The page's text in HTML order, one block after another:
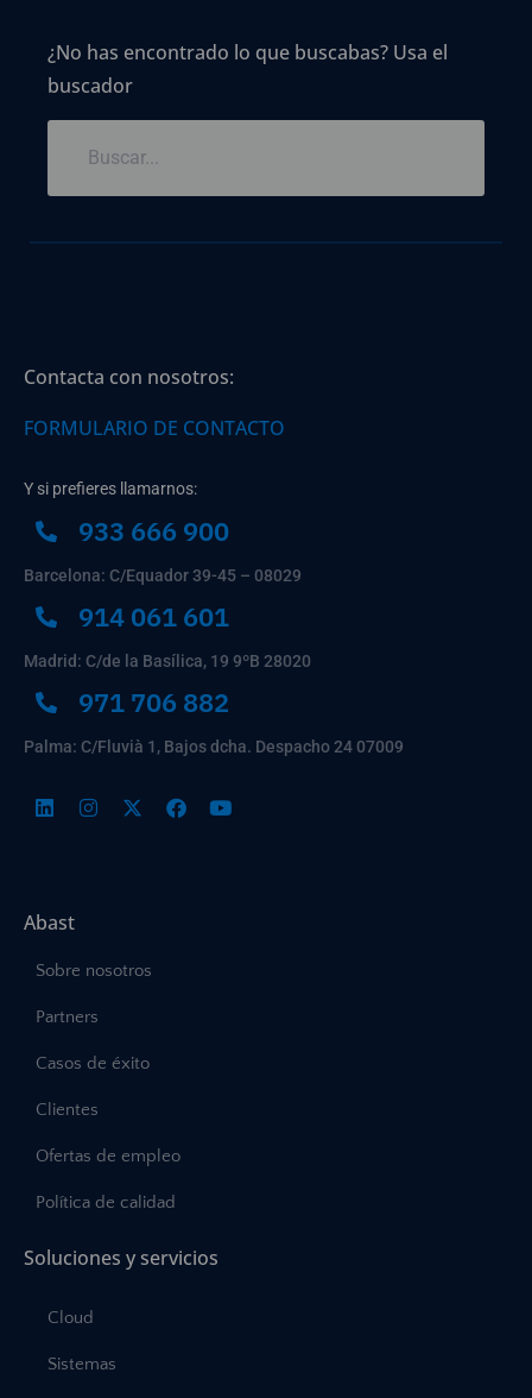
¿No has encontrado lo que buscabas? Usa el
buscador
Contacta con nosotros:
FORMULARIO DE CONTACTO
Y si prefieres llamarnos:
933 666 900
Barcelona: C/Equador 39-45 – 08029
914 061 601
Madrid: C/de la Basílica, 19 9ºB 28020
971 706 882
Palma: C/Fluvià 1, Bajos dcha. Despacho 24 07009
Abast
Sobre nosotros
Partners
Casos de éxito
Clientes
Ofertas de empleo
Política de calidad
Soluciones y servicios
Cloud
Sistemas